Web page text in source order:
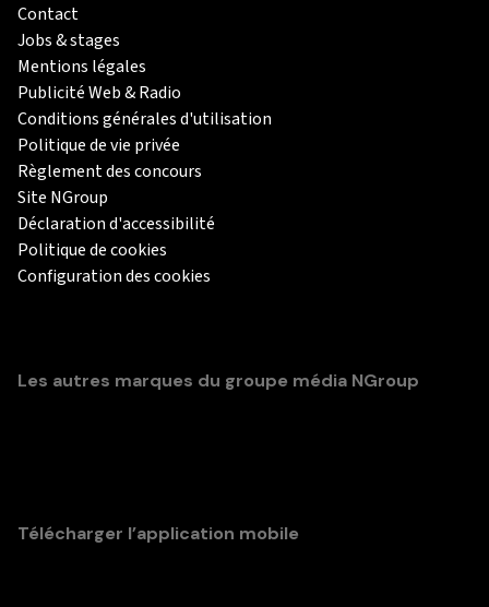
Contact
Jobs & stages
Mentions légales
Publicité Web & Radio
Conditions générales d'utilisation
Politique de vie privée
Règlement des concours
Site NGroup
Déclaration d'accessibilité
Politique de cookies
Configuration des cookies
Les autres marques du groupe média NGroup
Télécharger l’application mobile